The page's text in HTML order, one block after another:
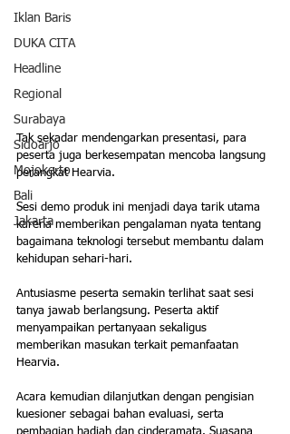
Iklan Baris
DUKA CITA
Headline
Regional
Surabaya
Sidoarjo
Mojokerto
Bali
Jakarta
Tak sekadar mendengarkan presentasi, para
peserta juga berkesempatan mencoba langsung
perangkat Hearvia.
Sesi demo produk ini menjadi daya tarik utama
karena memberikan pengalaman nyata tentang
bagaimana teknologi tersebut membantu dalam
kehidupan sehari-hari.
Antusiasme peserta semakin terlihat saat sesi
tanya jawab berlangsung. Peserta aktif
menyampaikan pertanyaan sekaligus
memberikan masukan terkait pemanfaatan
Hearvia.
Acara kemudian dilanjutkan dengan pengisian
kuesioner sebagai bahan evaluasi, serta
pembagian hadiah dan cinderamata. Suasana